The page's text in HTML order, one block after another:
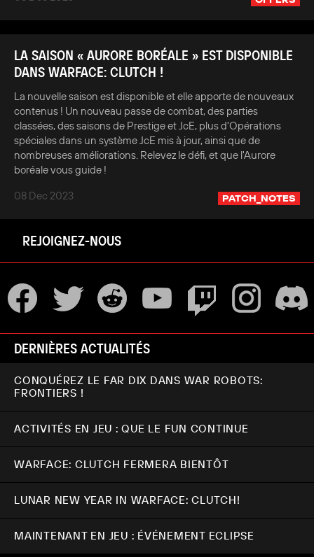
LA SAISON « AURORE BORÉALE » EST DISPONIBLE
DANS WARFACE: CLUTCH !
La nouvelle saison est disponible et elle apporte de nouveaux
contenus ! Un nouveau passe de combat, des parties
classées, des saisons de Prestige et JcE, plus d'Opérations
spéciales dans un système JcE mis à jour, ainsi que de
nombreuses améliorations. Relevez le défi, et que l'Aurore
boréale vous guide !
08 Dec 2023
PATCH_NOTES
REJOIGNEZ-NOUS
DERNIÈRES ACTUALITÉS
CONQUÉREZ LE FAR DIX DANS WAR ROBOTS:
FRONTIERS !
ACTIVITÉS EN JEU : QUE LE FUN CONTINUE
WARFACE: CLUTCH FERMERA BIENTÔT
LUNAR NEW YEAR IN WARFACE: CLUTCH!
MAINTENANT EN JEU : ÉVÉNEMENT ECLIPSE